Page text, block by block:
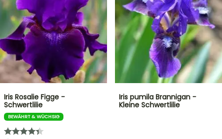
Iris Rosalie Figge -
Schwertlilie
BEWÄHRT & WÜCHSIG
Iris pumila Brannigan -
Kleine Schwertlilie